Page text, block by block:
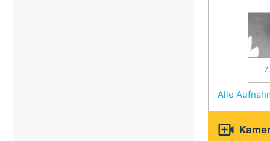
Alle
